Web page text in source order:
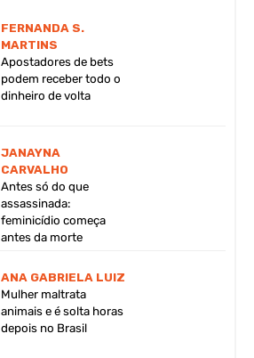
FERNANDA S.
MARTINS
Apostadores de bets
podem receber todo o
dinheiro de volta
JANAYNA
CARVALHO
Antes só do que
assassinada:
feminicídio começa
antes da morte
ANA GABRIELA LUIZ
Mulher maltrata
animais e é solta horas
depois no Brasil